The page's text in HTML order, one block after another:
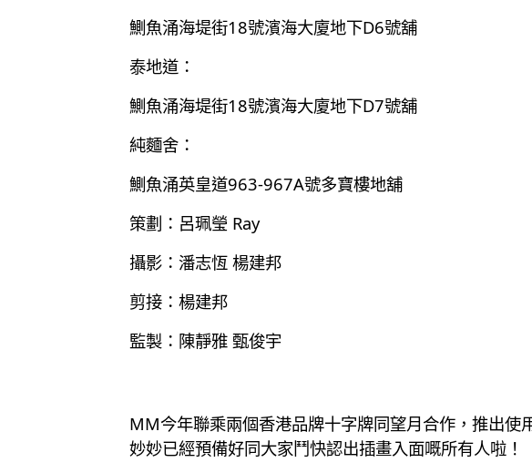
鰂魚涌海堤街18號濱海大廈地下D6號舖
泰地道：
鰂魚涌海堤街18號濱海大廈地下D7號舖
純麵舍：
鰂魚涌英皇道963-967A號多寶樓地舖
策劃：呂珮瑩 Ray
攝影：潘志恆 楊建邦
剪接：楊建邦
監製：陳靜雅 甄俊宇
MM今年聯乘兩個香港品牌十字牌同望月合作，推出使
妙妙已經預備好同大家鬥快認出插畫入面嘅所有人啦！